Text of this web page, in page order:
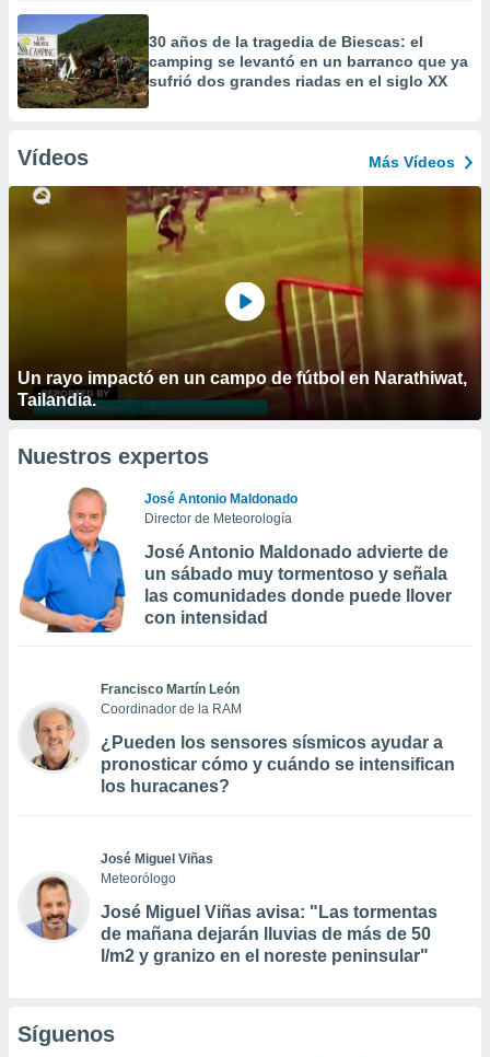
30 años de la tragedia de Biescas: el
camping se levantó en un barranco que ya
sufrió dos grandes riadas en el siglo XX
Vídeos Más Vídeos
Un rayo impactó en un campo de fútbol en Narathiwat,
Tailandia.
Nuestros expertos
José Antonio Maldonado
Director de Meteorología
José Antonio Maldonado advierte de
un sábado muy tormentoso y señala
las comunidades donde puede llover
con intensidad
Francisco Martín León
Coordinador de la RAM
¿Pueden los sensores sísmicos ayudar a
pronosticar cómo y cuándo se intensifican
los huracanes?
José Miguel Viñas
Meteorólogo
José Miguel Viñas avisa: "Las tormentas
de mañana dejarán lluvias de más de 50
l/m2 y granizo en el noreste peninsular"
Síguenos